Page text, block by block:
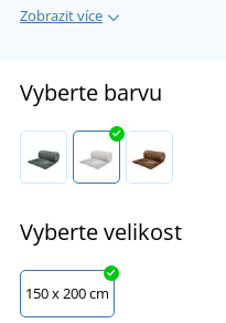
Zobrazit více
Vyberte barvu
Vyberte velikost
150 x 200 cm